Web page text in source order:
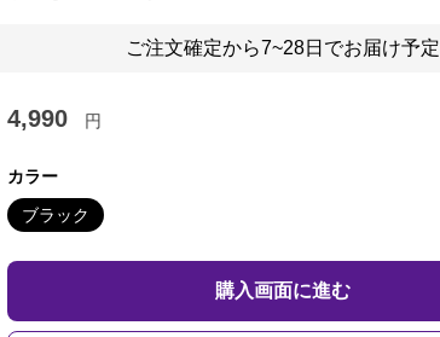
ご注文確定から7~28日でお届け予定
4,990 円
カラー
ブラック
購入画面に進む